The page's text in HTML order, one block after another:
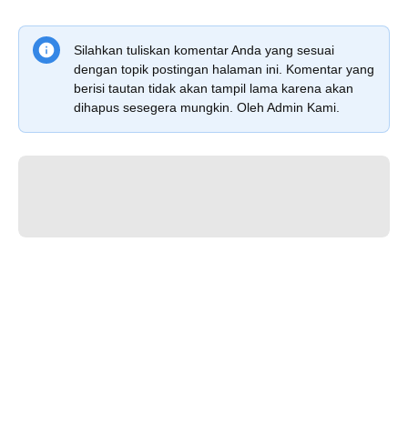
Silahkan tuliskan komentar Anda yang sesuai
dengan topik postingan halaman ini. Komentar yang
berisi tautan tidak akan tampil lama karena akan
dihapus sesegera mungkin. Oleh Admin Kami.